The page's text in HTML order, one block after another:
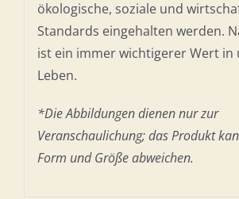
ökologische, soziale und
Standards eingehalten werden.
ist ein immer wichtigerer Wert in
Leben.
*Die Abbildungen dienen nur zur
Veranschaulichung; das Produkt
Form und Größe abweichen.